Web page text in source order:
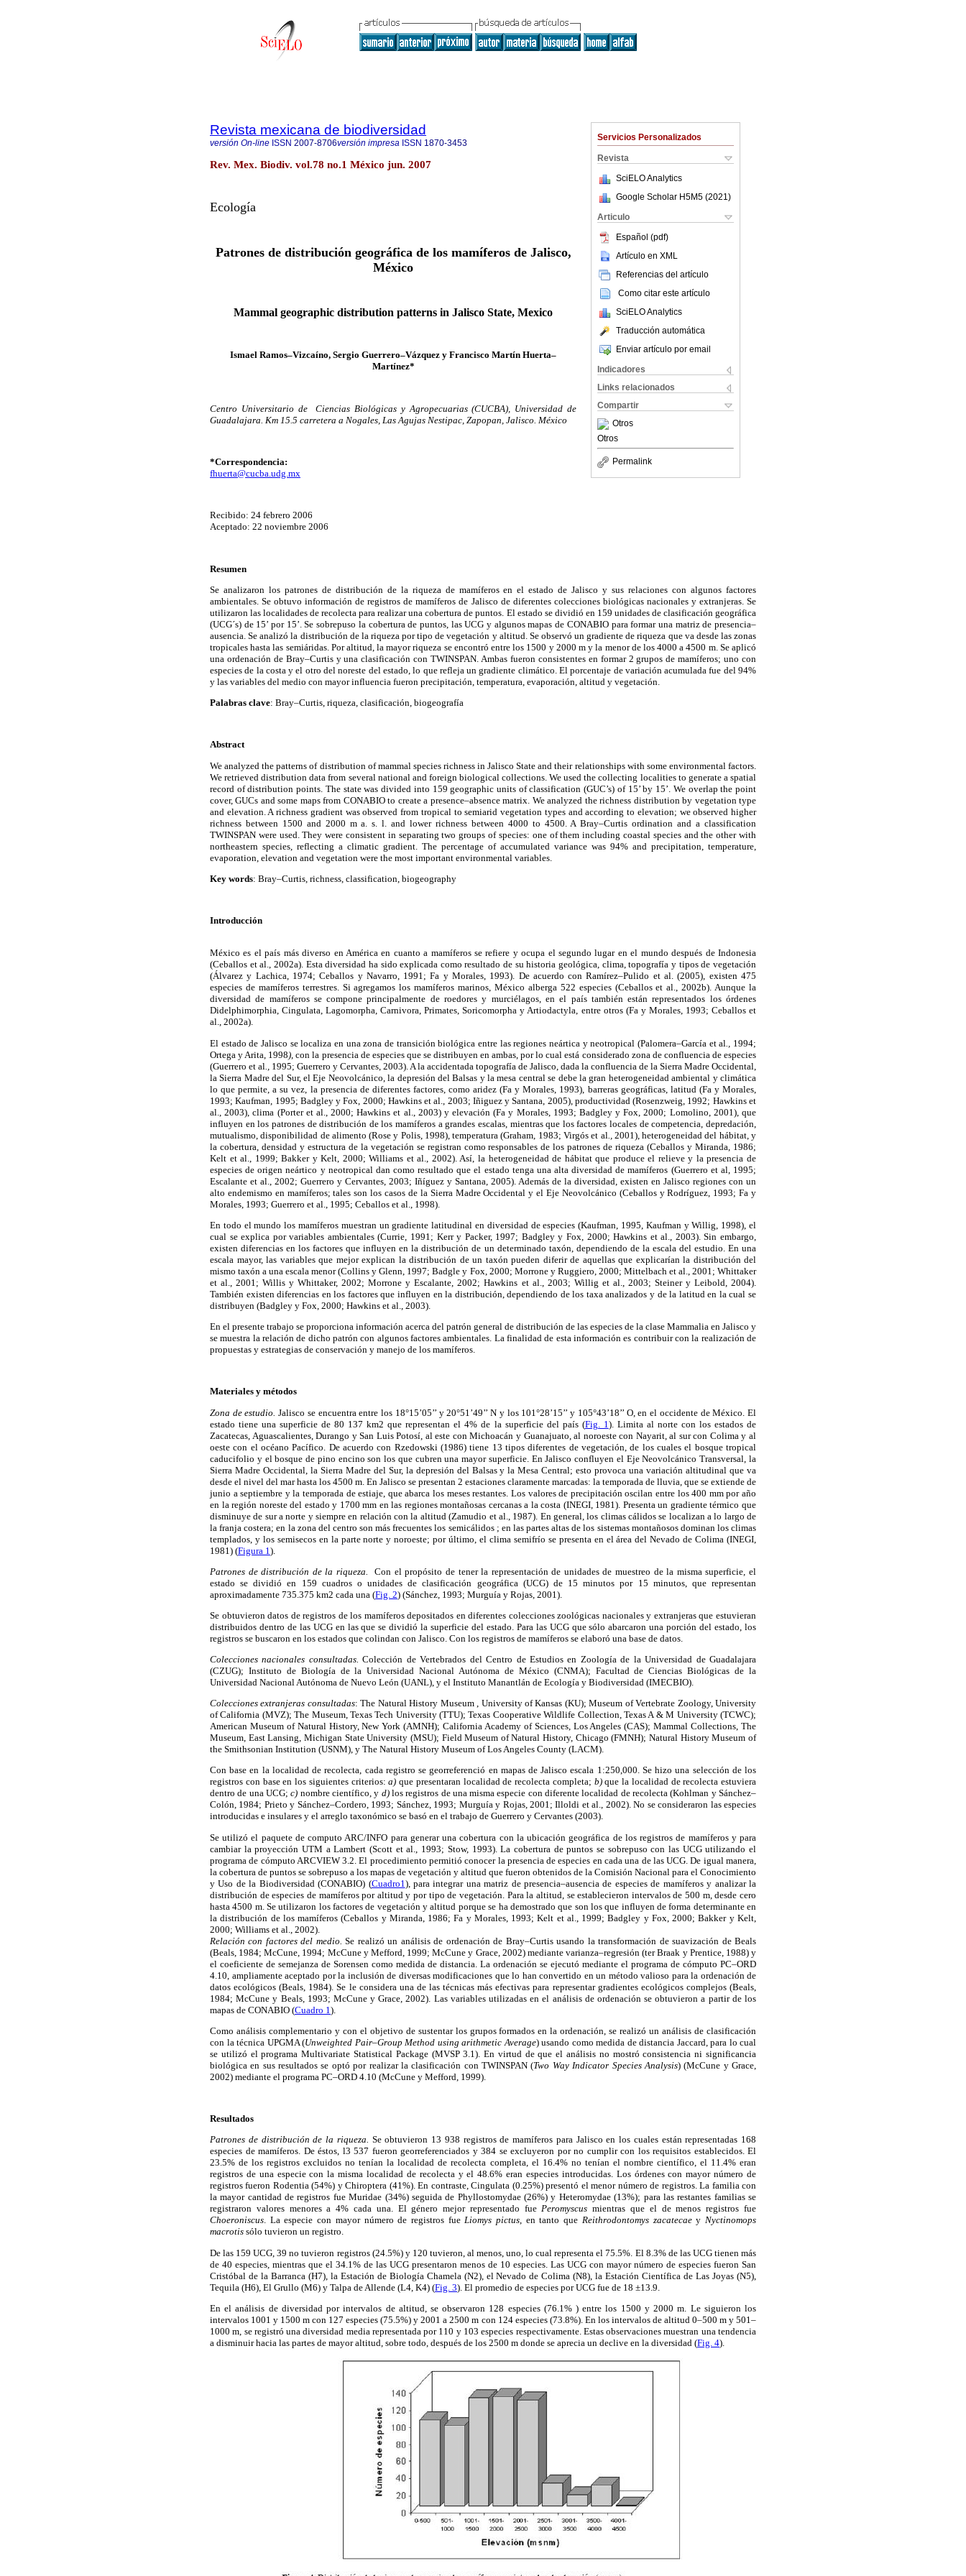
Servicios Personalizados
Revista
SciELO Analytics
Google Scholar H5M5 (2021 )
Articulo
Español (pdf)
Artículo en XML
Referencias del artículo
Como citar este artículo
SciELO Analytics
Traducción automática
Enviar artículo por email
Indicadores
Links relacionados
Compartir
Otros
Otros
Permalink
Revista mexicana de biodiversidad
versión On-line ISSN 2007-8706versión impresa ISSN 1870-3453
Rev. Mex. Biodiv. vol.78 no.1 México jun. 2007
Ecología
Patrones de distribución geográfica de los mamíferos de Jalisco,
México
Mammal geographic distribution patterns in Jalisco State, Mexico
Ismael Ramos–Vizcaíno, Sergio Guerrero–Vázquez y Francisco Martín Huerta–
Martínez*
Centro Universitario de Ciencias Biológicas y Agropecuarias (CUCBA), Universidad de
Guadalajara. Km 15.5 carretera a Nogales, Las Agujas Nestipac, Zapopan, Jalisco. México
*Correspondencia:
fhuerta@cucba.udg.mx
Recibido: 24 febrero 2006
Aceptado: 22 noviembre 2006
Resumen
Se analizaron los patrones de distribución de la riqueza de mamíferos en el estado de Jalisco y sus relaciones con algunos factores
ambientales. Se obtuvo información de registros de mamíferos de Jalisco de diferentes colecciones biológicas nacionales y extranjeras. Se
utilizaron las localidades de recolecta para realizar una cobertura de puntos. El estado se dividió en 159 unidades de clasificación geográfica
(UCG´s) de 15’ por 15’. Se sobrepuso la cobertura de puntos, las UCG y algunos mapas de CONABIO para formar una matriz de presencia–
ausencia. Se analizó la distribución de la riqueza por tipo de vegetación y altitud. Se observó un gradiente de riqueza que va desde las zonas
tropicales hasta las semiáridas. Por altitud, la mayor riqueza se encontró entre los 1500 y 2000 m y la menor de los 4000 a 4500 m. Se aplicó
una ordenación de Bray–Curtis y una clasificación con TWINSPAN. Ambas fueron consistentes en formar 2 grupos de mamíferos; uno con
especies de la costa y el otro del noreste del estado, lo que refleja un gradiente climático. El porcentaje de variación acumulada fue del 94%
y las variables del medio con mayor influencia fueron precipitación, temperatura, evaporación, altitud y vegetación.
Palabras clave: Bray–Curtis, riqueza, clasificación, biogeografía
Abstract
We analyzed the patterns of distribution of mammal species richness in Jalisco State and their relationships with some environmental factors.
We retrieved distribution data from several national and foreign biological collections. We used the collecting localities to generate a spatial
record of distribution points. The state was divided into 159 geographic units of classification (GUC’s) of 15’ by 15’. We overlap the point
cover, GUCs and some maps from CONABIO to create a presence–absence matrix. We analyzed the richness distribution by vegetation type
and elevation. A richness gradient was observed from tropical to semiarid vegetation types and according to elevation; we observed higher
richness between 1500 and 2000 m a. s. l. and lower richness between 4000 to 4500. A Bray–Curtis ordination and a classification
TWINSPAN were used. They were consistent in separating two groups of species: one of them including coastal species and the other with
northeastern species, reflecting a climatic gradient. The percentage of accumulated variance was 94% and precipitation, temperature,
evaporation, elevation and vegetation were the most important environmental variables.
Key words: Bray–Curtis, richness, classification, biogeography
Introducción
México es el país más diverso en América en cuanto a mamíferos se refiere y ocupa el segundo lugar en el mundo después de Indonesia
(Ceballos et al., 2002a). Esta diversidad ha sido explicada como resultado de su historia geológica, clima, topografía y tipos de vegetación
(Álvarez y Lachica, 1974; Ceballos y Navarro, 1991; Fa y Morales, 1993). De acuerdo con Ramírez–Pulido et al. (2005), existen 475
especies de mamíferos terrestres. Si agregamos los mamíferos marinos, México alberga 522 especies (Ceballos et al., 2002b). Aunque la
diversidad de mamíferos se compone principalmente de roedores y murciélagos, en el país también están representados los órdenes
Didelphimorphia, Cingulata, Lagomorpha, Carnivora, Primates, Soricomorpha y Artiodactyla, entre otros (Fa y Morales, 1993; Ceballos et
al., 2002a).
El estado de Jalisco se localiza en una zona de transición biológica entre las regiones neártica y neotropical (Palomera–García et al
1994;
Ortega y Arita, 1998) , con la presencia de especies que se distribuyen en ambas, por lo cual está considerado zona de confluencia de especies
(Guerrero et al
1995; Guerrero y Cervantes, 2003). A la accidentada topografía de Jalisco, dada la confluencia de la Sierra Madre Occidental,
la Sierra Madre del Sur, el Eje Neovolcánico, la depresión del Balsas y la mesa central se debe la gran heterogeneidad ambiental y climática
lo que permite, a su vez, la presencia de diferentes factores, como aridez (Fa y Morales, 1993), barreras geográficas, latitud (Fa y Morales,
1993; Kaufman, 1995; Badgley y Fox, 2000; Hawkins et al., 2003; Iñiguez y Santana, 2005), productividad (Rosenzweig, 1992; Hawkins et
al., 2003), clima (Porter et al., 2000; Hawkins et al., 2003) y elevación (Fa y Morales, 1993; Badgley y Fox, 2000; Lomolino, 2001), que
influyen en los patrones de distribución de los mamíferos a grandes escalas, mientras que los factores locales de competencia, depredación,
mutualismo, disponibilidad de alimento (Rose y Polis, 1998), temperatura (Graham, 1983; Virgós et al
2001), heterogeneidad del hábitat, y
la cobertura, densidad y estructura de la vegetación se registran como responsables de los patrones de riqueza (Ceballos y Miranda, 1986;
Kelt et al., 1999; Bakker y Kelt, 2000; Williams et al., 2002). Así, la heterogeneidad de hábitat que produce el relieve y la presencia de
especies de origen neártico y neotropical dan como resultado que el estado tenga una alta diversidad de mamíferos (Guerrero et al, 1995;
Escalante et al., 2002; Guerrero y Cervantes, 2003; Iñíguez y Santana, 2005). Además de la diversidad, existen en Jalisco regiones con un
alto endemismo en mamíferos; tales son los casos de la Sierra Madre Occidental y el Eje Neovolcánico (Ceballos y Rodríguez, 1993; Fa y
Morales, 1993; Guerrero et al., 1995; Ceballos et al., 1998).
En todo el mundo los mamíferos muestran un gradiente latitudinal en diversidad de especies (Kaufman, 1995, Kaufman y Willig, 1998), el
cual se explica por variables ambientales (Currie, 1991; Kerr y Packer, 1997; Badgley y Fox, 2000; Hawkins et al., 2003). Sin embargo,
existen diferencias en los factores que influyen en la distribución de un determinado taxón, dependiendo de la escala del estudio. En una
escala mayor, las variables que mejor explican la distribución de un taxón pueden diferir de aquellas que explicarían la distribución del
mismo taxón a una escala menor (Collins y Glenn, 1997; Badgle y Fox, 2000; Morrone y Ruggiero, 2000; Mittelbach et al., 2001; Whittaker
et al., 2001; Willis y Whittaker, 2002; Morrone y Escalante, 2002; Hawkins et al., 2003; Willig et al., 2003; Steiner y Leibold, 2004).
También existen diferencias en los factores que influyen en la distribución, dependiendo de los taxa analizados y de la latitud en la cual se
distribuyen (Badgley y Fox, 2000; Hawkins et al., 2003).
En el presente trabajo se proporciona información acerca del patrón general de distribución de las especies de la clase Mammalia en Jalisco y
se muestra la relación de dicho patrón con algunos factores ambientales. La finalidad de esta información es contribuir con la realización de
propuestas y estrategias de conservación y manejo de los mamíferos.
Materiales y métodos
Zona de estudio.Jalisco se encuentra entre los 18°15’05’’ y 20°51’49’’ N y los 101°28’15’’ y 105°43’18’’ O, en el occidente de México. El
estado tiene una superficie de 80 137 km2 que representan el 4% de la superficie del país (Fig. 1 ). Limita al norte con los estados de
Zacatecas, Aguascalientes, Durango y San Luis Potosí, al este con Michoacán y Guanajuato, al noroeste con Nayarit, al sur con Colima y al
oeste con el océano Pacífico. De acuerdo con Rzedowski (1986) tiene 13 tipos diferentes de vegetación, de los cuales el bosque tropical
caducifolio y el bosque de pino encino son los que cubren una mayor superficie. En Jalisco confluyen el Eje Neovolcánico Transversal, la
Sierra Madre Occidental, la Sierra Madre del Sur, la depresión del Balsas y la Mesa Central; esto provoca una variación altitudinal que va
desde el nivel del mar hasta los 4500 m. En Jalisco se presentan 2 estaciones claramente marcadas: la temporada de lluvia, que se extiende de
junio a septiembre y la temporada de estiaje, que abarca los meses restantes. Los valores de precipitación oscilan entre los 400 mm por año
en la región noreste del estado y 1700 mm en las regiones montañosas cercanas a la costa (INEGI, 1981). Presenta un gradiente térmico que
disminuye de sur a norte y siempre en relación con la altitud (Zamudio et al., 1987). En general, los climas cálidos se localizan a lo largo de
la franja costera; en la zona del centro son más frecuentes los semicálidos ; en las partes altas de los sistemas montañosos dominan los climas
templados, y los semisecos en la parte norte y noroeste; por último, el clima semifrío se presenta en el área del Nevado de Colima (INEGI,
1981) (Figura 1 ).
Patrones de distribución de la riqueza.Con el propósito de tener la representación de unidades de muestreo de la misma superficie, el
estado se dividió en 159 cuadros o unidades de clasificación geográfica (UCG) de 15 minutos por 15 minutos, que representan
aproximadamente 735.375 km2 cada una (Fig. 2) (Sánchez, 1993; Murguía y Rojas, 2001).
Se obtuvieron datos de registros de los mamíferos depositados en diferentes colecciones zoológicas nacionales y extranjeras que estuvieran
distribuidos dentro de las UCG en las que se dividió la superficie del estado. Para las UCG que sólo abarcaron una porción del estado, los
registros se buscaron en los estados que colindan con Jalisco. Con los registros de mamíferos se elaboró una base de datos.
Colecciones nacionales consultadas. Colección de Vertebrados del Centro de Estudios en Zoología de la Universidad de Guadalajara
(CZUG); Instituto de Biología de la Universidad Nacional Autónoma de México (CNMA); Facultad de Ciencias Biológicas de la
Universidad Nacional Autónoma de Nuevo León (UANL), y el Instituto Manantlán de Ecología y Biodiversidad (IMECBIO).
Colecciones extranjeras consultadas: The Natural History Museum , University of Kansas (KU); Museum of Vertebrate Zoology, University
of California (MVZ); The Museum, Texas Tech University (TTU); Texas Cooperative Wildlife Collection, Texas A & M University (TCWC);
American Museum of Natural History, New York (AMNH); California Academy of Sciences, Los Angeles (CAS); Mammal Collections, The
Museum, East Lansing, Michigan State University (MSU); Field Museum of Natural History, Chicago (FMNH); Natural History Museum of
the Smithsonian Institution (USNM), y The Natural History Museum of Los Angeles County (LACM).
Con base en la localidad de recolecta, cada registro se georreferenció en mapas de Jalisco escala 1:250,000. Se hizo una selección de los
registros con base en los siguientes criterios:a) que presentaran localidad de recolecta completa; b)que la localidad de recolecta estuviera
dentro de una UCG;c) nombre científico, y d) los registros de una misma especie con diferente localidad de recolecta (Kohlman y Sánchez–
Colón, 1984; Prieto y Sánchez–Cordero, 1993; Sánchez, 1993; Murguía y Rojas, 2001; Illoldi et al., 2002). No se consideraron las especies
introducidas e insulares y el arreglo taxonómico se basó en el trabajo de Guerrero y Cervantes (2003).
Se utilizó el paquete de computo ARC/INFO para generar una cobertura con la ubicación geográfica de los registros de mamíferos y para
cambiar la proyección UTM a Lambert (Scott et al., 1993; Stow, 1993). La cobertura de puntos se sobrepuso con las UCG utilizando el
programa de cómputo ARCVIEW 3.2. El procedimiento permitió conocer la presencia de especies en cada una de las UCG. De igual manera,
la cobertura de puntos se sobrepuso a los mapas de vegetación y altitud que fueron obtenidos de la Comisión Nacional para el Conocimiento
y Uso de la Biodiversidad (CONABIO) (Cuadro1 ), para integrar una matriz de presencia–ausencia de especies de mamíferos y analizar la
distribución de especies de mamíferos por altitud y por tipo de vegetación. Para la altitud, se establecieron intervalos de 500 m, desde cero
hasta 4500 m. Se utilizaron los factores de vegetación y altitud porque se ha demostrado que son los que influyen de forma determinante en
la distribución de los mamíferos (Ceballos y Miranda, 1986; Fa y Morales, 1993; Kelt et al., 1999; Badgley y Fox, 2000; Bakker y Kelt,
2000; Williams et al., 2002).
Relación con factores del medio.Se realizó un análisis de ordenación de Bray–Curtis usando la transformación de suavización de Beals
(Beals, 1984; McCune, 1994; McCune y Mefford, 1999; McCune y Grace, 2002) mediante varianza–regresión (ter Braak y Prentice, 1988) y
el coeficiente de semejanza de Sorensen como medida de distancia. La ordenación se ejecutó mediante el programa de cómputo PC–ORD
4.10, ampliamente aceptado por la inclusión de diversas modificaciones que lo han convertido en un método valioso para la ordenación de
datos ecológicos (Beals, 1984). Se le considera una de las técnicas más efectivas para representar gradientes ecológicos complejos (Beals,
1984; McCune y Beals, 1993; McCune y Grace, 2002). Las variables utilizadas en el análisis de ordenación se obtuvieron a partir de los
mapas de CONABIO (Cuadro 1 ).
Como análisis complementario y con el objetivo de sustentar los grupos formados en la ordenación, se realizó un análisis de clasificación
con la técnica UPGMA (Unweighted Pair–Group Method using arithmetic Average) usando como medida de distancia Jaccard, para lo cual
se utilizó el programa Multivariate Statistical Package (MVSP 3.1). En virtud de que el análisis no mostró consistencia ni significancia
biológica en sus resultados se optó por realizar la clasificación con TWINSPAN (Two Way Indicator Species Analysis) (McCune y Grace,
2002) mediante el programa PC–ORD 4.10 (McCune y Mefford, 1999).
Resultados
Patrones de distribución de la riqueza. Se obtuvieron 13 938 registros de mamíferos para Jalisco en los cuales están representadas 168
especies de mamíferos. De éstos, l3 537 fueron georreferenciados y 384 se excluyeron por no cumplir con los requisitos establecidos. El
23.5% de los registros excluidos no tenían la localidad de recolecta completa, el 16.4% no tenían el nombre científico, el 11.4% eran
registros de una especie con la misma localidad de recolecta y el 48.6% eran especies introducidas. Los órdenes con mayor número de
registros fueron Rodentia (54%) y Chiroptera (41%). En contraste, Cingulata (0.25%) presentó el menor número de registros. La familia con
la mayor cantidad de registros fue Muridae (34%) seguida de Phyllostomydae (26%) y Heteromydae (13%); para las restantes familias se
registraron valores menores a 4% cada una. El género mejor representado fuePeromyscusmientras que el de menos registros fue
Choeroniscus. La especie con mayor número de registros fueLiomys pictus, en tanto que Reithrodontomys zacatecaeyNyctinomops
macrotis sólo tuvieron un registro.
De las 159 UCG, 39 no tuvieron registros (24.5%) y 120 tuvieron, al menos, uno, lo cual representa el 75.5%. El 8.3% de las UCG tienen más
de 40 especies, mientras que el 34.1% de las UCG presentaron menos de 10 especies. Las UCG con mayor número de especies fueron San
Cristóbal de la Barranca (H7), la Estación de Biología Chamela (N2), el Nevado de Colima (N8), la Estación Científica de Las Joyas (N5),
Tequila (H6), El Grullo (M6) y Talpa de Allende (L4, K4) (Fig. 3). El promedio de especies por UCG fue de 18 ±13.9.
En el análisis de diversidad por intervalos de altitud, se observaron 128 especies (76.1% ) entre los 1500 y 2000 m. Le siguieron los
intervalos 1001 y 1500 m con 127 especies (75.5%) y 2001 a 2500 m con 124 especies (73.8%). En los intervalos de altitud 0–500 m y 501–
1000 m, se registró una diversidad media representada por 110 y 103 especies respectivamente. Estas observaciones muestran una tendencia
a disminuir hacia las partes de mayor altitud, sobre todo, después de los 2500 m donde se aprecia un declive en la diversidad (Fig. 4).